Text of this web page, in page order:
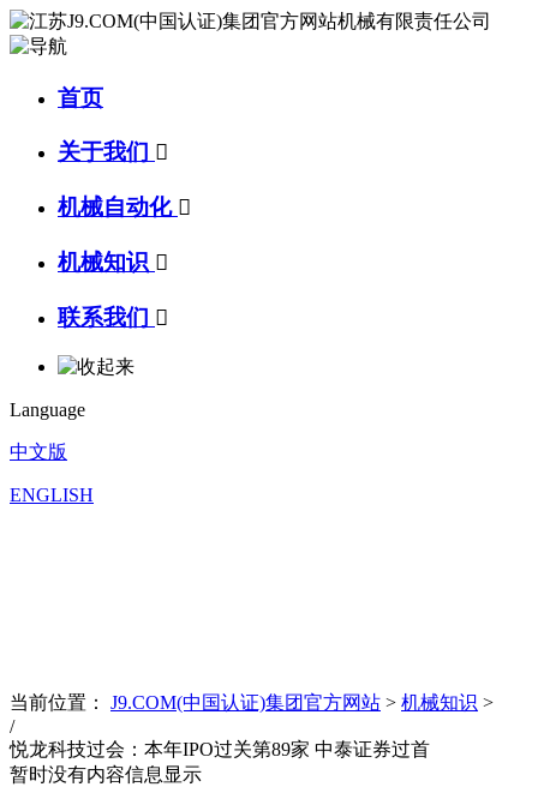
首页
关于我们 
机械自动化 
机械知识 
联系我们 
Language
中文版
ENGLISH
当前位置： J9.COM(中国认证)集团官方网站 > 机械知识 >
/
悦龙科技过会：本年IPO过关第89家 中泰证券过首
暂时没有内容信息显示